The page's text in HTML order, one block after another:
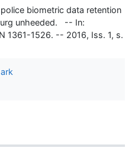
biometric data retention
unheeded. -- In:
1361-1526. -- 2016, Iss. 1, s.